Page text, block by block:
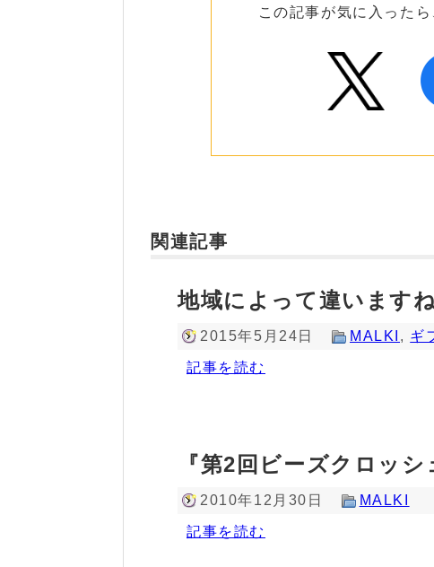
この記事が気に入った
関連記事
地域によって違います
2015年5月24日 MALKI , ギ
記事を読む
『第2回ビーズクロッ
2010年12月30日 MALKI
記事を読む